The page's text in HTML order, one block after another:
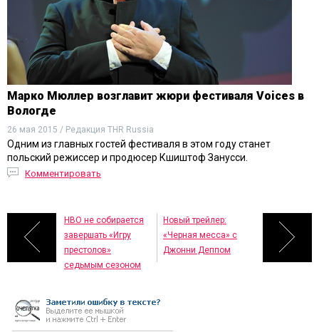
Марко Мюллер возглавит жюри фестиваля Voices в
Вологде
26 мая 2015 / Редакция THR Russia
Одним из главных гостей фестиваля в этом году станет
польский режиссер и продюсер Кшиштоф Занусси.
Комментировать
HBO не собирается
завершать «Игру
престолов»
седьмым сезоном
Новый трейлер:
«Черная месса» с
Джонни Деппом